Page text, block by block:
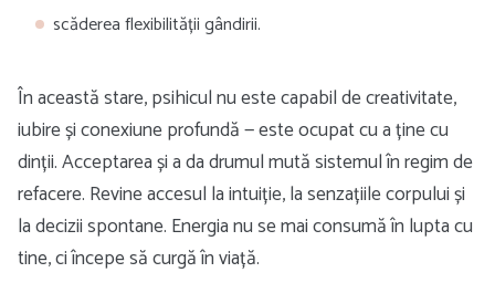
scăderea flexibilității gândirii.
În această stare, psihicul nu este capabil de creativitate,
iubire și conexiune profundă — este ocupat cu a ține cu
dinții. Acceptarea și a da drumul mută sistemul în regim de
refacere. Revine accesul la intuiție, la senzațiile corpului și
la decizii spontane. Energia nu se mai consumă în lupta cu
tine, ci începe să curgă în viață.